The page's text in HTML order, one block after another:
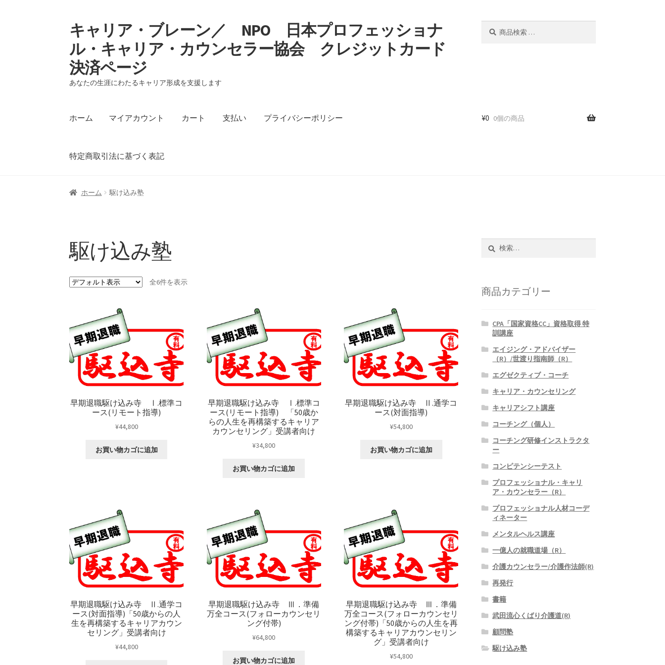
ナ
ビ
ゲ
ー
シ
ョ
ス
プ
コ
ン
テ
ン
ツ
へ
ッ
キャリア・ブレーン／ NPO 日本プロフェッショナ
ル・キャリア・カウンセラー協会 クレジットカード
決済ページ
あなたの生涯にわたるキャリア形成を支援します
ホーム マイアカウント カート 支払い プライバシーポリシー
特定商取引法に基づく表記
ホーム マイアカウント
¥0 0個の商品
ホーム 駆け込み塾
駆け込み塾
全6件を表示
早期退職駆け込み寺 Ⅰ.標準コ
ース(リモート指導)
¥44,800
お買い物カゴに追加
早期退職駆け込み寺 Ⅰ.標準コ
ース(リモート指導) 「50歳か
らの人生を再構築するキャリア
カウンセリング」受講者向け
¥34,800
お買い物カゴに追加
早期退職駆け込み寺 Ⅱ.通学コ
ース(対面指導)
¥54,800
お買い物カゴに追加
早期退職駆け込み寺 Ⅱ.通学コ
ース(対面指導)「50歳からの人
生を再構築するキャリアカウン
セリング」受講者向け
¥44,800
早期退職駆け込み寺 Ⅲ．準備
万全コース(フォローカウンセリ
ング付帯)
¥64,800
お買い物カゴに追加
早期退職駆け込み寺 Ⅲ．準備
万全コース(フォローカウンセリ
ング付帯)「50歳からの人生を再
構築するキャリアカウンセリン
グ」受講者向け
¥54,800
商品カテゴリー
CPA「国家資格CC」資格取得 特
訓講座
エイジング・アドバイザー
（R）/世渡り指南師（R）
エグゼクティブ・コーチ
キャリア・カウンセリング
キャリアシフト講座
コーチング（個人）
コーチング研修インストラクタ
ー
コンピテンシーテスト
プロフェッショナル・キャリ
ア・カウンセラー（R）
プロフェッショナル人材コーデ
ィネーター
メンタルヘルス講座
一億人の就職道場（R）
介護カウンセラー/介護作法師(R)
再発行
書籍
武田流心くばり介護道(R)
顧問塾
駆け込み塾